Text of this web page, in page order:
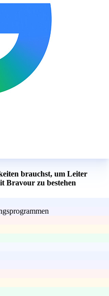
brauchst, um Leiter
Bravour zu bestehen